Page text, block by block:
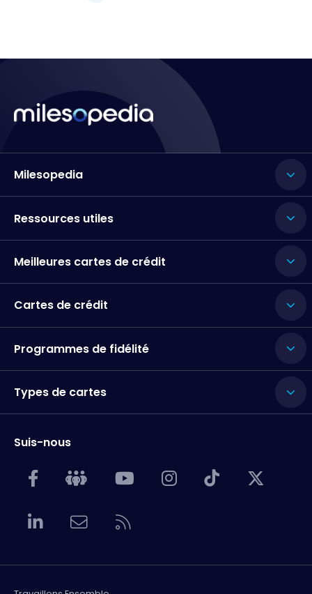
Milesopedia
Ressources utiles
Meilleures cartes de crédit
Cartes de crédit
Programmes de fidélité
Types de cartes
Suis-nous